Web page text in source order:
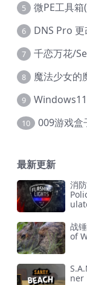
5 微PE工具
6 DNS Pro
7 千恋万花/
8 魔法少女的
9
10 009游戏盒
最新更新
消
战
of
ner